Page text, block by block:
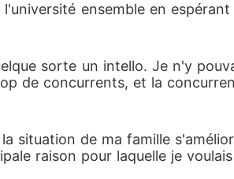
ensemble en
sorte un intello. Je n'y
de concurrents, et la
situation de ma famille
raison pour laquelle je